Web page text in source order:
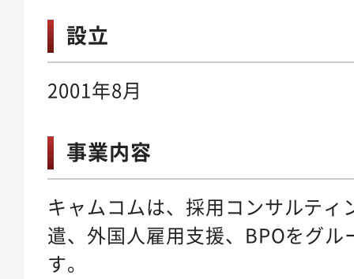
設立
2001年8月
事業内容
キャムコムは、採用コンサルティ
遣、外国人雇用支援、BPOをグ
す。